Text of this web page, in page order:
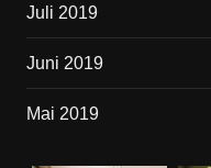
Juli 2019
Juni 2019
Mai 2019